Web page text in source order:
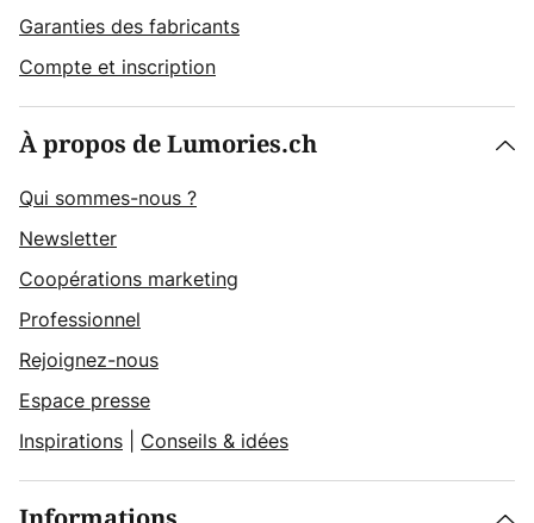
Garanties des fabricants
Compte et inscription
À propos de Lumories.ch
Qui sommes-nous ?
Newsletter
Coopérations marketing
Professionnel
Rejoignez-nous
Espace presse
Inspirations
Conseils & idées